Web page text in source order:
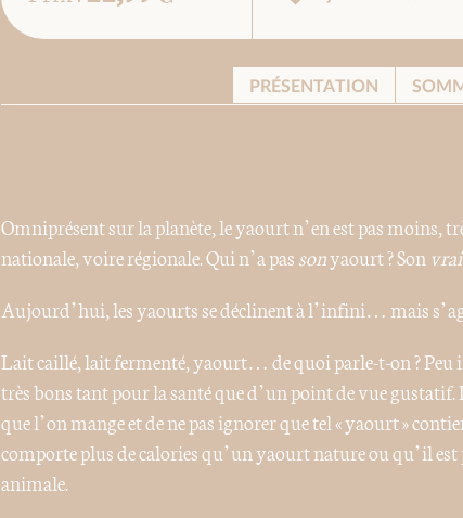
PRÉSENTATION
Omniprésent sur la planète, le yaourt n’en est pas moins,
nationale, voire régionale. Qui n’a passonyaourt ? Son vrai
Aujourd’hui, les yaourts se déclinent à l’infini… mais
Lait caillé, lait fermenté, yaourt… de quoi parle-t-on ? Peu
très bons tant pour la santé que d’un point de vue gustatif.
que l’on mange et de ne pas ignorer que tel « yaourt »
comporte plus de calories qu’un yaourt nature ou qu’il
animale.